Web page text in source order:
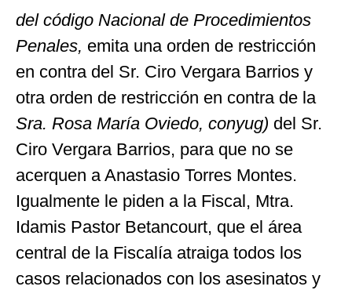
del código Nacional de Procedimientos
Penales, emita una orden de restricción
en contra del Sr. Ciro Vergara Barrios y
otra orden de restricción en contra de la
Sra. Rosa María Oviedo, conyug) del Sr.
Ciro Vergara Barrios, para que no se
acerquen a Anastasio Torres Montes.
Igualmente le piden a la Fiscal, Mtra.
Idamis Pastor Betancourt, que el área
central de la Fiscalía atraiga todos los
casos relacionados con los asesinatos y